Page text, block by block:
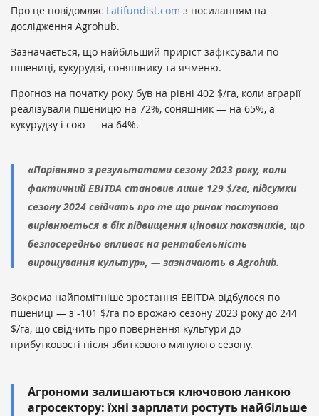
Про це повідомляє Latifundist.com з посиланням на
дослідження Agrohub.
Зазначається, що найбільший приріст зафіксували по
пшениці, кукурудзі, соняшнику та ячменю.
Прогноз на початку року був на рівні 402 $/га, коли аграрії
реалізували пшеницю на 72%, соняшник — на 65%, а
кукурудзу і сою — на 64%.
«Порівняно з результатами сезону 2023 року, коли
фактичний EBITDA становив лише 129 $/га, підсумки
сезону 2024 свідчать про те що ринок поступово
вирівнюється в бік підвищення цінових показників, що
безпосередньо впливає на рентабельність
вирощування культур», — зазначають в Agrohub.
Зокрема найпомітніше зростання EBITDA відбулося по
пшениці — з -101 $/га по врожаю сезону 2023 року до 244
$/га, що свідчить про повернення культури до
прибутковості після збиткового минулого сезону.
Агрономи залишаються ключовою ланкою
агросектору: їхні зарплати ростуть найбільше